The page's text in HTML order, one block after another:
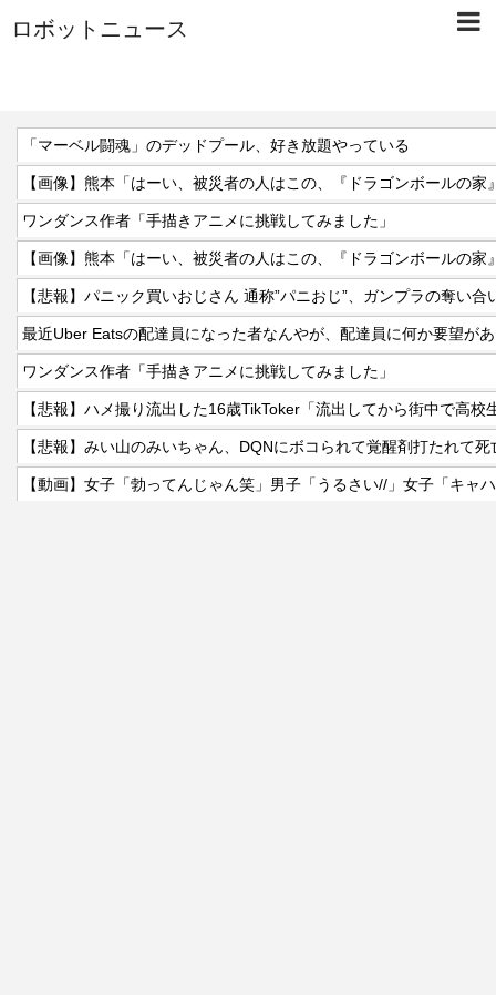
ロボットニュース
「マーベル闘魂」のデッドプール、好き放題やっている
ワンダンス作者「手描きアニメに挑戦してみました」
【悲報】パニック買いおじさん 通称”パニおじ”、ガンプラの奪い合
最近Uber Eatsの配達員になった者なんやが、配達員に何か要望が
ワンダンス作者「手描きアニメに挑戦してみました」
【悲報】ハメ撮り流出した16歳TikToker「流出してから街中で高校
【悲報】みい山のみいちゃん、DQNにボコられて覚醒剤打たれて